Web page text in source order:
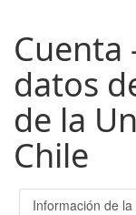
Cuenta
datos
de la
Chile
Información de la